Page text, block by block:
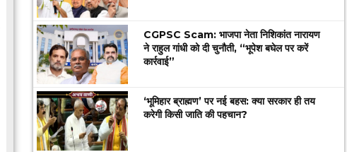
CGPSC Scam: भाजपा नेता निशिकांत नारायण
ने राहुल गांधी को दी चुनौती, “भूपेश बघेल पर करें
कार्रवाई”
‘भूमिहार ब्राह्मण’ पर नई बहस: क्या सरकार ही तय
करेगी किसी जाति की पहचान?